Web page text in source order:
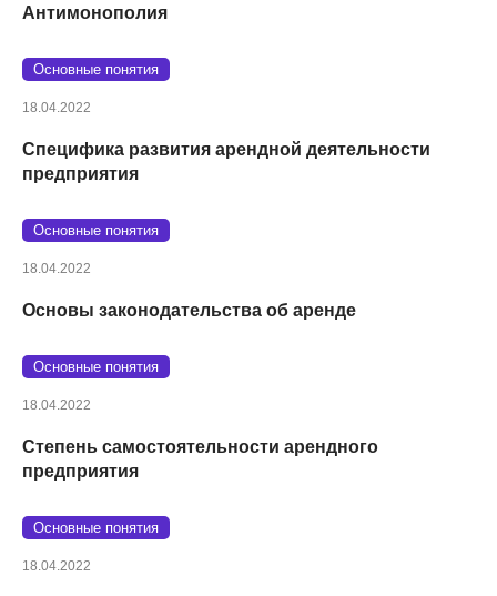
Антимонополия
Основные понятия
18.04.2022
Специфика развития арендной деятельности
предприятия
Основные понятия
18.04.2022
Основы законодательства об аренде
Основные понятия
18.04.2022
Степень самостоятельности арендного
предприятия
Основные понятия
18.04.2022